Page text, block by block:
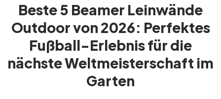
Beste 5 Beamer Leinwände
Outdoor von 2026: Perfektes
Fußball-Erlebnis für die
nächste Weltmeisterschaft im
Garten